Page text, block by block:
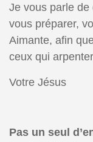
Je vous parle
vous préparer,
Aimante, afin
ceux qui
Votre Jésus
Pas un seul